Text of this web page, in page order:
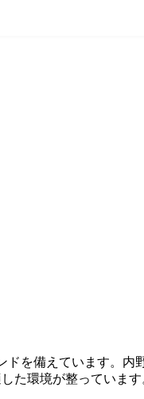
を備えています。
た環境が整っています